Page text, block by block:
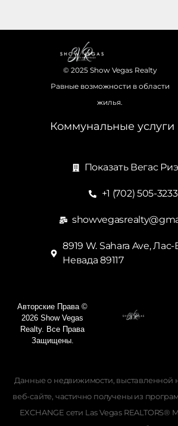
© 2025 Show Vegas Realty
Равные возможности в области
жилья.
Коммунальные услуги
Показать Вегас
+1 (702) 505-3233
8919 W. Sahara Ave, Лас-
Невада 89117
Авторские Права ©
2026 Show Vegas
Realty. Все Права
Защищены.
Данные о недвижимости, выставленной
веб-сайте, частично получены из
EXCHANGE сети Las Vegas REALTORS®